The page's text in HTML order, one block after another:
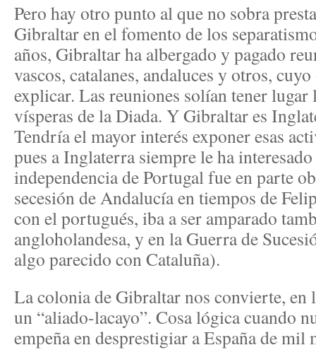
Pero hay otro punto al que no sobra
Gibraltar en el fomento de los
años, Gibraltar ha albergado y pagado
vascos, catalanes, andaluces y otros,
explicar. Las reuniones solían tener lugar
vísperas de la Diada. Y Gibraltar es
Tendría el mayor interés exponer esas
pues a Inglaterra siempre le ha
independencia de Portugal fue en parte
secesión de Andalucía en tiempos de
con el portugués, iba a ser amparado
angloholandesa, y en la Guerra de
algo parecido con Cataluña).
La colonia de Gibraltar nos convierte, en
un “aliado-lacayo”. Cosa lógica cuando
empeña en desprestigiar a España de mil